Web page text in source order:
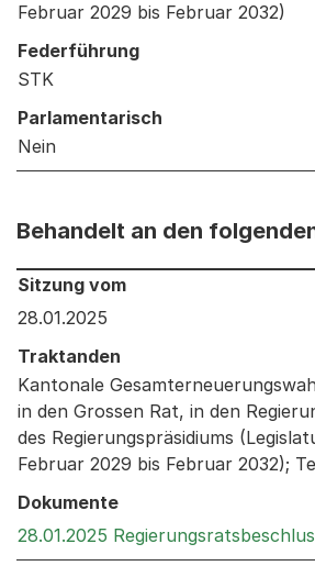
Februar 2029 bis Februar 2032)
Federführung
STK
Parlamentarisch
Nein
Behandelt an den
Behandelt an den folgenden
Sitzung vom
28.01.2025
Traktanden
Kantonale
in den Grossen Rat, in den
des Regierungspräsidiums
Februar 2029 bis Februar 2032);
Dokumente
28.01.2025